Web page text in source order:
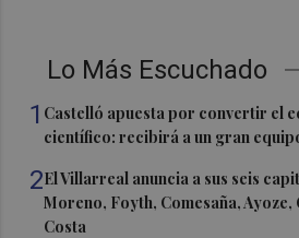
Lo Más Escuchado
1 Castelló apuesta por convertir el
científico: recibirá a un gran
2El Villarreal anuncia a sus seis
Moreno, Foyth, Comesaña,
Costa